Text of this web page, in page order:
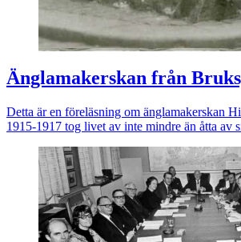
Änglamakerskan från
Detta är en föreläsning om änglamakerskan
1915-1917 tog livet av inte mindre än åtta av